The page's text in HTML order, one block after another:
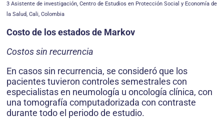
3 Asistente de investigación, Centro de Estudios en Protección Social y Economía de
la Salud, Cali, Colombia
Costo de los estados de Markov
Costos sin recurrencia
En casos sin recurrencia, se consideró que los
pacientes tuvieron controles semestrales con
especialistas en neumología u oncología clínica, con
una tomografía computadorizada con contraste
durante todo el periodo de estudio.